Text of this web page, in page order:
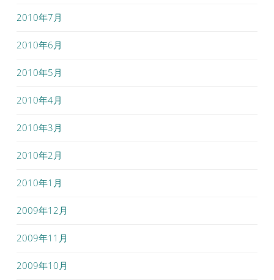
2010年7月
2010年6月
2010年5月
2010年4月
2010年3月
2010年2月
2010年1月
2009年12月
2009年11月
2009年10月